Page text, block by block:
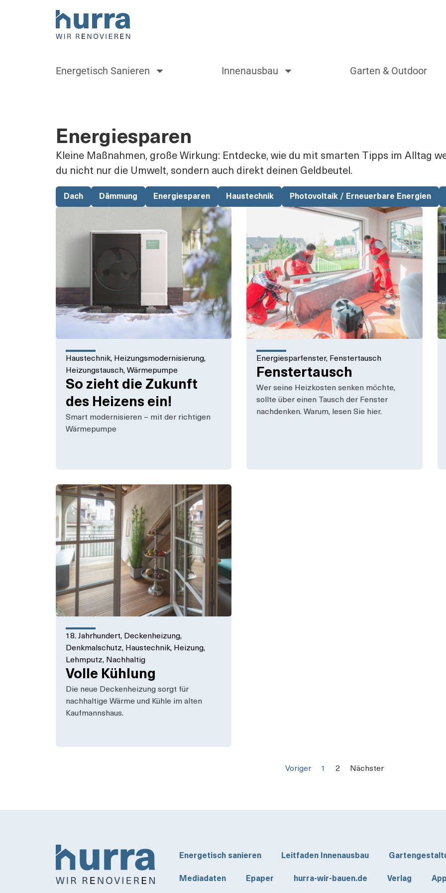
Energetisch Sanieren Innenausbau Garten & Outdoor
Energiesparen
Kleine Maßnahmen, große Wirkung: Entdecke, wie du mit smarten Tipps im Alltag
du nicht nur die Umwelt, sondern auch direkt deinen Geldbeutel.
Dach Dämmung Energiesparen Haustechnik Photovoltaik / Erneuerbare Energien
Haustechnik, Heizungsmodernisierung,
Heizungstausch, Wärmepumpe
So zieht die Zukunft
des Heizens ein!
Smart modernisieren – mit der richtigen
Wärmepumpe
Energiesparfenster, Fenstertausch
Fenstertausch
Wer seine Heizkosten senken möchte,
sollte über einen Tausch der Fenster
nachdenken. Warum, lesen Sie hier.
18. Jahrhundert, Deckenheizung,
Denkmalschutz, Haustechnik, Heizung,
Lehmputz, Nachhaltig
Volle Kühlung
Die neue Deckenheizung sorgt für
nachhaltige Wärme und Kühle im alten
Kaufmannshaus.
Voriger 1 2 Nächster
Energetisch sanieren Leitfaden Innenausbau
Mediadaten Epaper hurra-wir-bauen.de Verlag